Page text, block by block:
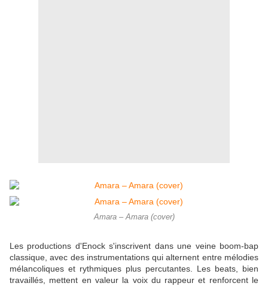
Amara – Amara (cover)
Les productions d'Enock s'inscrivent dans une veine boom-bap
classique, avec des instrumentations qui alternent entre mélodies
mélancoliques et rythmiques plus percutantes. Les beats, bien
travaillés, mettent en valeur la voix du rappeur et renforcent le